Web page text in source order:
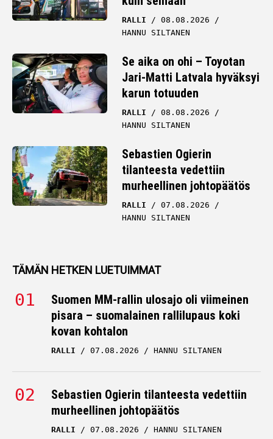
RALLI
08.08.2026
HANNU SILTANEN
Se aika on ohi – Toyotan
Jari-Matti Latvala hyväksyi
karun totuuden
RALLI
08.08.2026
HANNU SILTANEN
Sebastien Ogierin
tilanteesta vedettiin
murheellinen johtopäätös
RALLI
07.08.2026
HANNU SILTANEN
TÄMÄN HETKEN LUETUIMMAT
Suomen MM-rallin ulosajo oli viimeinen
pisara – suomalainen rallilupaus koki
kovan kohtalon
RALLI 07.08.2026 HANNU SILTANEN
Sebastien Ogierin tilanteesta vedettiin
murheellinen johtopäätös
RALLI 07.08.2026 HANNU SILTANEN